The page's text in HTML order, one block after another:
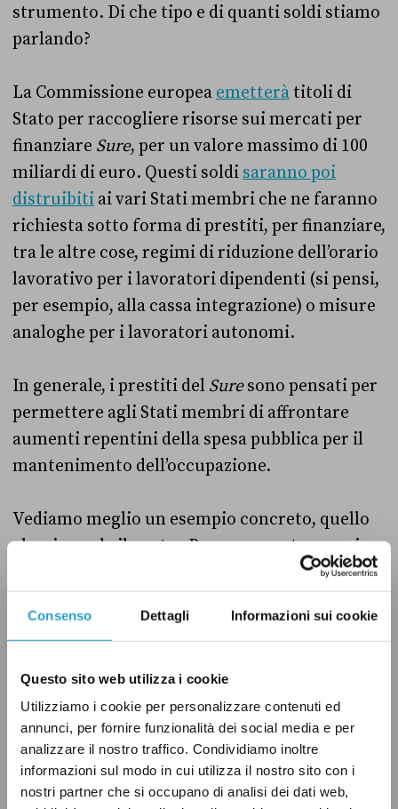
Consenso Dettagli Informazioni sui cookie
Questo sito web utilizza i cookie
Utilizziamo i cookie per personalizzare contenuti ed
annunci, per fornire funzionalità dei social media e per
analizzare il nostro traffico. Condividiamo inoltre
informazioni sul modo in cui utilizza il nostro sito con i
nostri partner che si occupano di analisi dei dati web,
strumento. Di che tipo e di quanti soldi stiamo
parlando?
La Commissione europea emetterà titoli di
Stato per raccogliere risorse sui mercati per
finanziare Sure, per un valore massimo di 100
miliardi di euro. Questi soldi saranno poi
distruibiti ai vari Stati membri che ne faranno
richiesta sotto forma di prestiti, per finanziare,
tra le altre cose, regimi di riduzione dell’orario
lavorativo per i lavoratori dipendenti (si pensi,
per esempio, alla cassa integrazione) o misure
analoghe per i lavoratori autonomi.
In generale, i prestiti del Suresono pensati per
permettere agli Stati membri di affrontare
aumenti repentini della spesa pubblica per il
mantenimento dell’occupazione.
Vediamo meglio un esempio concreto, quello
che riguarda il nostro Paese, per entrare nei
La proposta per l’Italia
Il 24 agosto la Commissione europea
annunciatodi aver presentato al Consiglio
dell’Ue – che ha l’ultima parola per consentire
l’accesso ai prestiti – una proposta per
concedere 81,4 miliardi di euro delSurea 15